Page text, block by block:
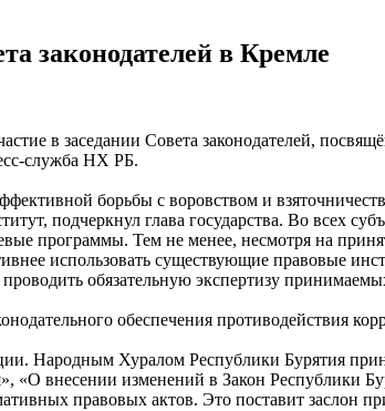
законодателей в Кремле
в заседании Совета законодателей,
служба НХ РБ.
борьбы с воровством и
подчеркнул глава государства. Во всех
программы. Тем не менее, несмотря на
использовать существующие правовые
обязательную экспертизу
обеспечения противодействия
Народным Хуралом Республики Бурятия
«О внесении изменений в Закон Республики
правовых актов. Это поставит заслон